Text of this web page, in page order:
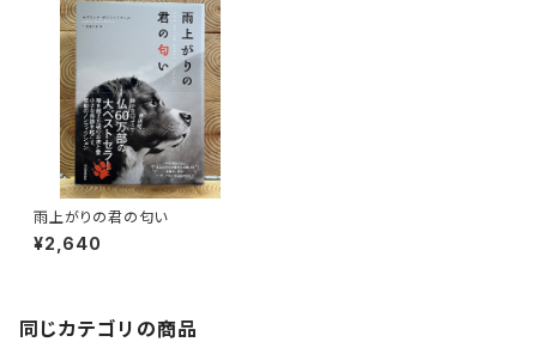
雨上がりの君の匂い
¥2,640
同じカテゴリの商品